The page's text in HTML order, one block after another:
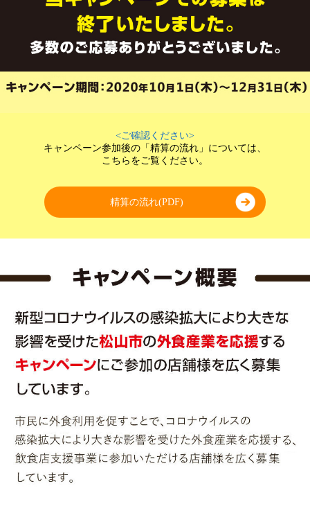
<ご確認ください>
キャンペーン参加後の「精算の流れ」については、
こちらをご覧ください。
精算の流れ(PDF)